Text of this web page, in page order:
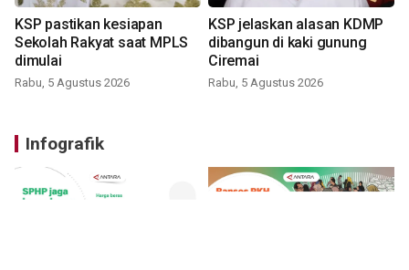
KSP pastikan kesiapan
Sekolah Rakyat saat MPLS
dimulai
Rabu, 5 Agustus 2026
KSP jelaskan alasan KDMP
dibangun di kaki gunung
Ciremai
Rabu, 5 Agustus 2026
Infografik